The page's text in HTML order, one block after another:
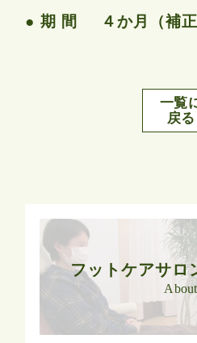
期 間 ４か月（補
一覧
戻る
フットケアサロ
About